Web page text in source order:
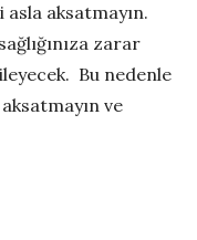
asla aksatmayın.
zarar
Bu nedenle
ve